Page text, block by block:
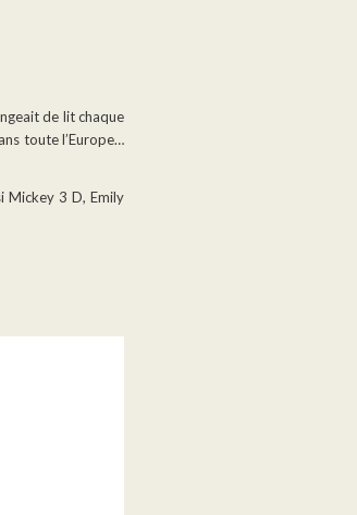
de lit chaque
toute l’Europe…
Mickey 3 D, Emily